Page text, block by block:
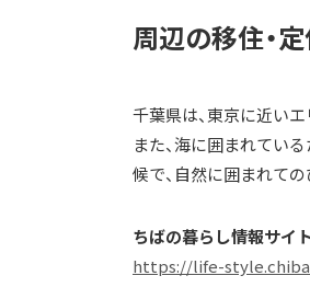
周辺の移住・
千葉県は、東京に近い
また、海に囲まれてい
候で、自然に囲まれて
ちばの暮らし情報サイト
https://life-